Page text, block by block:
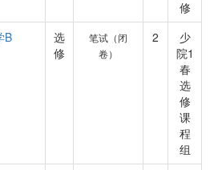
修
B
选
修
笔试（闭
卷）
2
少
院1
春
选
修
课
程
组